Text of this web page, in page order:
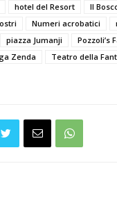
hotel del Resort
Il
Numeri acrobatici
piazza Jumanji
Pozzoli’s
Zenda
Teatro della